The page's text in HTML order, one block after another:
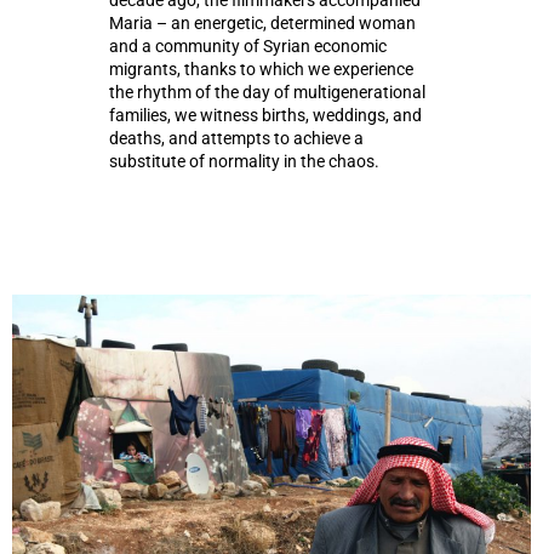
Maria – an energetic, determined woman
and a community of Syrian economic
migrants, thanks to which we experience
the rhythm of the day of multigenerational
families, we witness births, weddings, and
deaths, and attempts to achieve a
substitute of normality in the chaos.